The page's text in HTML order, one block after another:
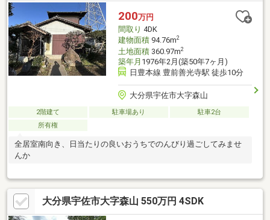
200万円
間取り 4DK
建物面積94.76m2
土地面積360.97m2
築年月 1976年2月(築50年7ヶ月)
日豊本線 豊前善光寺駅 徒歩10分
大分県宇佐市大字森山
2階建て 駐車場あり
駐車2台
所有権
全居室南向き、日当たりの良いおうちでのんびり過ごしてみませ
んか
大分県宇佐市大字森山 550万円 4SDK